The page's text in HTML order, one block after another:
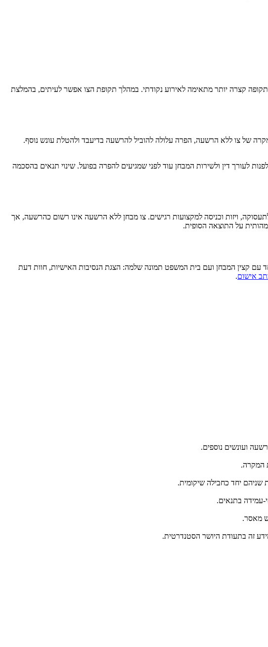
קצרה יותר מתאימה לאירוע נקודתי. במהלך תקופת הצו אפשר לעיתים, בהמלצת
של צו ללא הרשעה, הפרה עלולה להוביל להרשעה בדיעבד ולהטלת עונש נוסף.
לעורך דין ולשירות המבחן עוד לפני שמגיעים להפרה בפועל. שינוי תנאים בהסכמה
ויזות וכניסה למקצועות רגישים. צו מבחן ללא הרשעה אינו רשום כהרשעה, אך
מהותית על התוצאה הסופית.
יחד עם קצין המבחן ועם בית המשפט תמונה שלמה: הצגת הנסיבות האישיות, חוות דעת
אישום.
ועונשים נוספים.
המקרה.
שניהם יחד כחבילה שיקומית.
עמידה בתנאים.
מאסר.
זה בתעודת היושר הסטנדרטית.